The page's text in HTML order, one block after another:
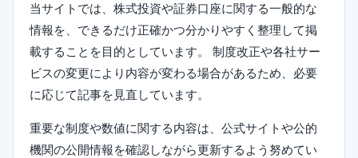
当サイトでは、株式投資や証券口座に関する一般的な
情報を、できるだけ正確かつ分かりやすく整理して掲
載することを目的としています。 制度改正や各社サー
ビスの変更により内容が変わる場合があるため、必要
に応じて記事を見直しています。
重要な制度や数値に関する内容は、公式サイトや公的
機関の公開情報を確認しながら更新するよう努めてい